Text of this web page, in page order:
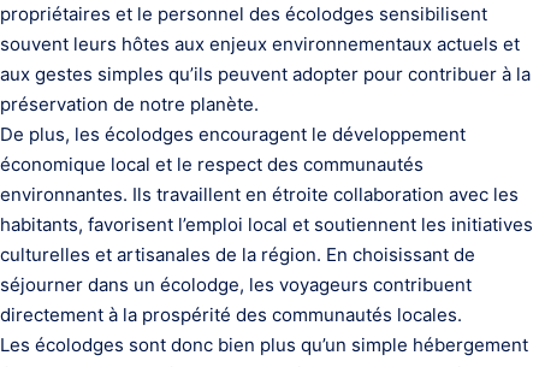
propriétaires et le personnel des écolodges sensibilisent
souvent leurs hôtes aux enjeux environnementaux actuels et
aux gestes simples qu’ils peuvent adopter pour contribuer à la
préservation de notre planète.
De plus, les écolodges encouragent le développement
économique local et le respect des communautés
environnantes. Ils travaillent en étroite collaboration avec les
habitants, favorisent l’emploi local et soutiennent les initiatives
culturelles et artisanales de la région. En choisissant de
séjourner dans un écolodge, les voyageurs contribuent
directement à la prospérité des communautés locales.
Les écolodges sont donc bien plus qu’un simple hébergement